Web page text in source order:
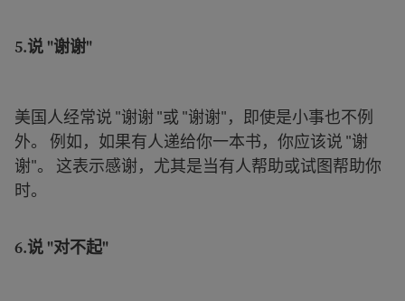
5.说 "谢谢"
美国人经常说 "谢谢 "或 "谢谢"，即使是小事也不例
外。 例如，如果有人递给你一本书，你应该说 "谢
谢"。 这表示感谢，尤其是当有人帮助或试图帮助你
时。
6.说 "对不起"